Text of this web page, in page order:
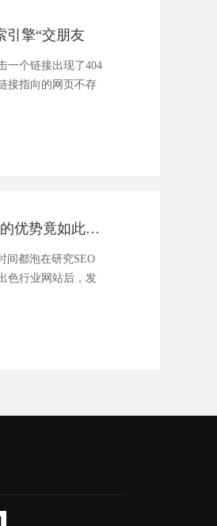
引擎“交朋友
一个链接出现了404
接指向的网页不存
打造专题网站页面的优势竟如此之多
间都泡在研究SEO
色行业网站后，发